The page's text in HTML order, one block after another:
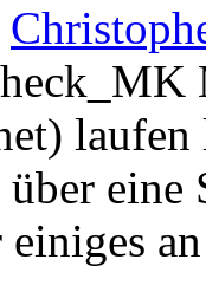
laufen
eine